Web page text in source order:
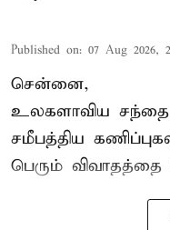
Published on: 07 Aug 2026,
சென்னை,
உலகளாவிய
சமீபத்திய
பெரும் விவாதத்தை